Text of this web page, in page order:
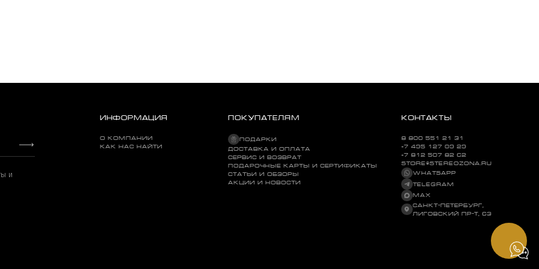
и
ИНФОРМАЦИЯ
О КОМПАНИИ
КАК НАС НАЙТИ
ПОКУПАТЕЛЯМ
ПОДАРКИ
ДОСТАВКА И ОПЛАТА
СЕРВИС И ВОЗВРАТ
ПОДАРОЧНЫЕ КАРТЫ И СЕРТИФИКАТЫ
СТАТЬИ И ОБЗОРЫ
АКЦИИ И НОВОСТИ
КОНТАКТЫ
8 800 551 21 31
+7 495 127 09 29
+7 812 507 82 62
STORE@STEREOZONA.RU
WHATSAPP
TELEGRAM
MAX
САНКТ-ПЕТЕРБУРГ,
ЛИГОВСКИЙ ПР-Т, 63